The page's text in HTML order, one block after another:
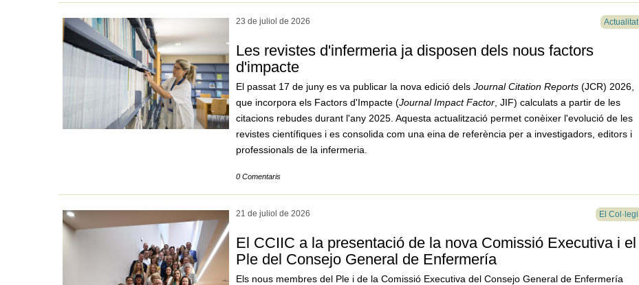
23 de juliol de 2026 Actualitat
Les revistes d'infermeria ja disposen dels nous factors
d'impacte
El passat 17 de juny es va publicar la nova edició delsJournal Citation Reports (JCR) 2026,
que incorpora els Factors d'Impacte (Journal Impact Factor , JIF) calculats a partir de les
citacions rebudes durant l'any 2025. Aquesta actualització permet conèixer l'evolució de les
revistes científiques i es consolida com una eina de referència per a investigadors, editors i
professionals de la infermeria.
0 Comentaris
21 de juliol de 2026 El Col·legi
El CCIIC a la presentació de la nova Comissió Executiva i el
Ple del Consejo General de Enfermería
Els nous membres del Ple i de la Comissió Executiva del Consejo General de Enfermería